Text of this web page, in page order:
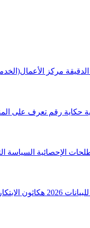
مركز
حكاية رقم تعرف على
الإحصائية السياسة
2026 هكاثون